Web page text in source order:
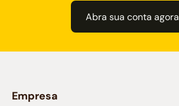
Abra sua conta agora
Empresa